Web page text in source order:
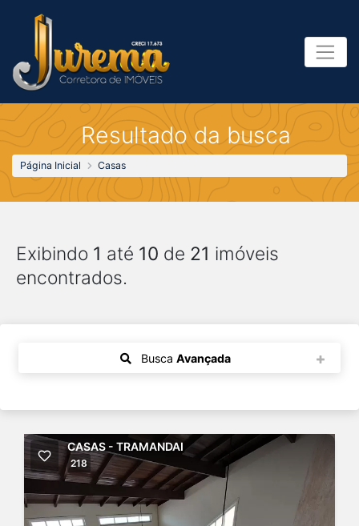
Resultado da busca
Página Inicial Casas
Exibindo 1 até 10 de 21 imóveis
encontrados.
Busca Avançada
CASAS - TRAMANDAI
218